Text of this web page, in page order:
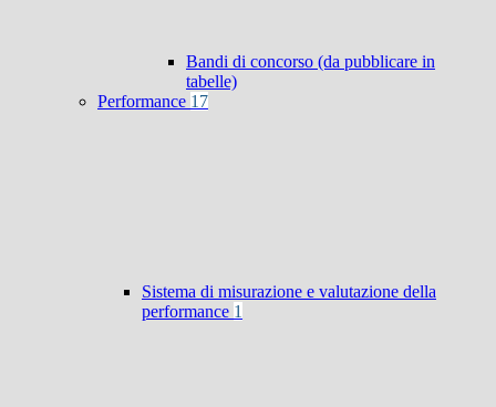
Bandi di concorso (da pubblicare in
tabelle)
Performance 17
Sistema di misurazione e valutazione della
performance 1